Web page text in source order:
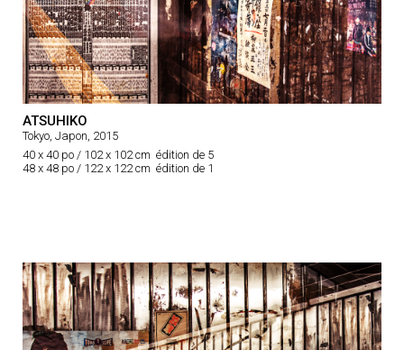
ATSUHIKO
Tokyo, Japon, 2015
40 x 40 po / 102 x 102 cm édition de 5
48 x 48 po / 122 x 122 cm édition de 1